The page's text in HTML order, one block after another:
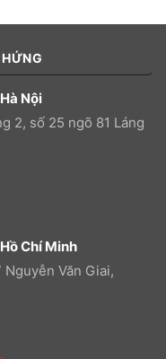
Nội
2, số 25 ngõ 81 Láng
Chí Minh
Văn Giai,